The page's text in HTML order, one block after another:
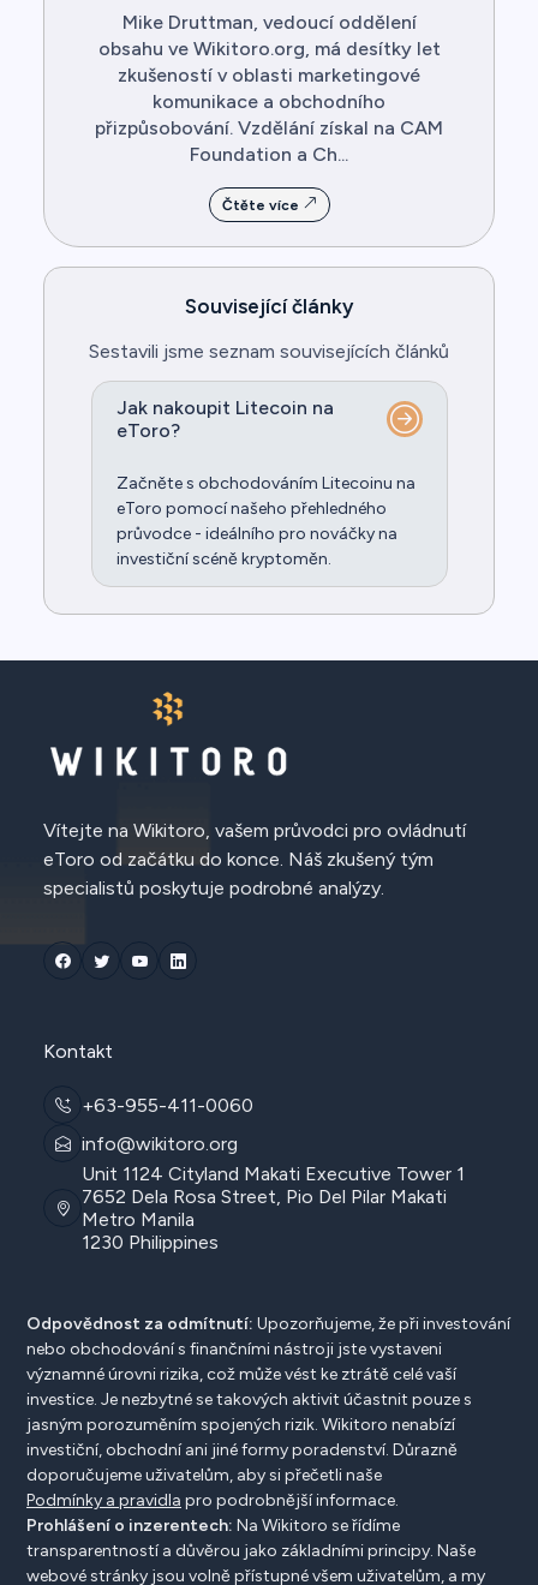
Mike Druttman, vedoucí oddělení
obsahu ve Wikitoro.org, má desítky let
zkušeností v oblasti marketingové
komunikace a obchodního
přizpůsobování. Vzdělání získal na CAM
Foundation a Ch...
Čtěte více
Související články
Sestavili jsme seznam souvisejících článků
Jak nakoupit Litecoin na
eToro?
Začněte s obchodováním Litecoinu na
eToro pomocí našeho přehledného
průvodce - ideálního pro nováčky na
investiční scéně kryptoměn.
Vítejte na Wikitoro, vašem průvodci pro ovládnutí
eToro od začátku do konce. Náš zkušený tým
specialistů poskytuje podrobné analýzy.
Kontakt
+63-955-411-0060
info@wikitoro.org
Unit 1124 Cityland Makati Executive Tower 1
7652 Dela Rosa Street, Pio Del Pilar Makati
Metro Manila
1230 Philippines
Odpovědnost za odmítnutí: Upozorňujeme, že při investování
nebo obchodování s finančními nástroji jste vystaveni
významné úrovni rizika, což může vést ke ztrátě celé vaší
investice. Je nezbytné se takových aktivit účastnit pouze s
jasným porozuměním spojených rizik. Wikitoro nenabízí
investiční, obchodní ani jiné formy poradenství. Důrazně
doporučujeme uživatelům, aby si přečetli naše
Podmínky a pravidla pro podrobnější informace.
Prohlášení o inzerentech: Na Wikitoro se řídíme
transparentností a důvěrou jako základními principy. Naše
webové stránky jsou volně přístupné všem uživatelům, a my